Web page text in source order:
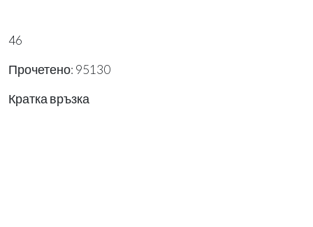
46
Прочетено: 95130
Кратка връзка